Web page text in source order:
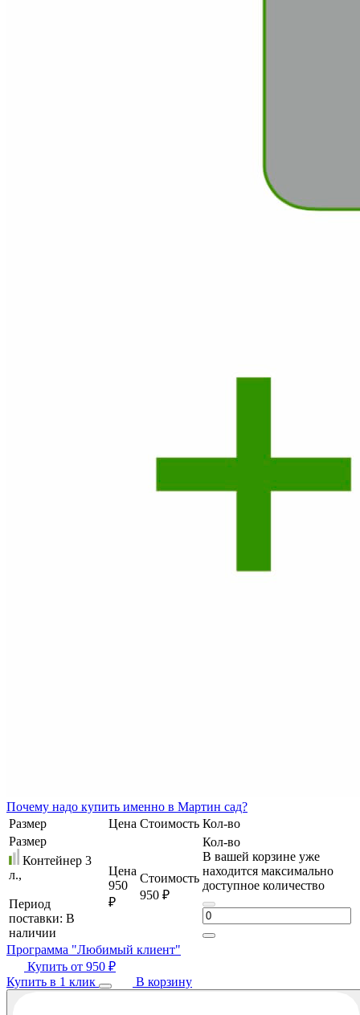
Почему надо купить именно в Мартин сад?
Размер
Цена Стоимость Кол-во
Размер
Контейнер 3
л.,
Период
поставки: В
наличии
Цена
950
₽
Стоимость
950 ₽
Кол-во
В вашей корзине уже
находится максимально
доступное количество
Программа "Любимый клиент"
Купить от 950 ₽
Купить в 1 клик
В корзину